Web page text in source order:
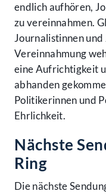
endlich aufhören,
zu vereinnahmen.
Journalistinnen
Vereinnahmung
eine Aufrichtigkeit
abhanden
Politikerinnen und
Ehrlichkeit.
Nächste
Ring
Die nächste